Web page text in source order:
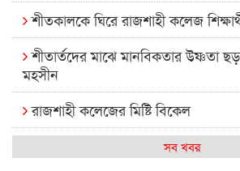
শীতকালকে ঘিরে রাজশাহী কলেজ
শীতার্তদের মাঝে মানবিকতার উষ্ণতা
মহসীন
রাজশাহী কলেজের মিষ্টি বিকেল
কেমন আছে আমাদের দেশের মধ্যবিত্তরা
সব খবর